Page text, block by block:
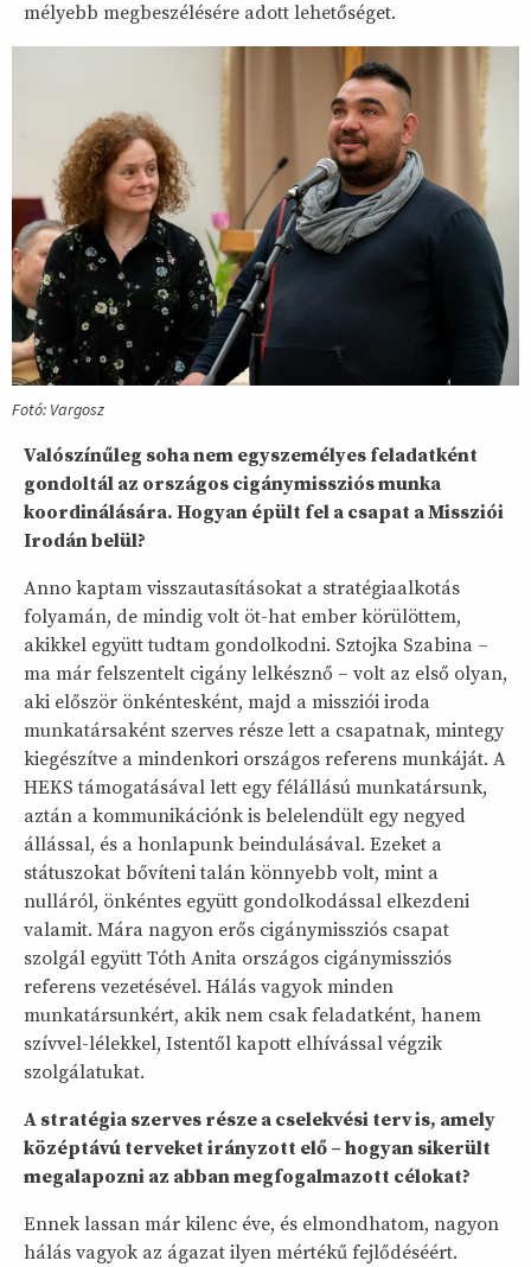
mélyebb megbeszélésére adott lehetőséget.
Fotó: Vargosz
Valószínűleg soha nem egyszemélyes feladatként
gondoltál az országos cigánymissziós munka
koordinálására. Hogyan épült fel a csapat a Missziói
Irodán belül?
Anno kaptam visszautasításokat a stratégiaalkotás
folyamán, de mindig volt öt-hat ember körülöttem,
akikkel együtt tudtam gondolkodni. Sztojka Szabina –
ma már felszentelt cigány lelkésznő – volt az első olyan,
aki először önkéntesként, majd a missziói iroda
munkatársaként szerves része lett a csapatnak, mintegy
kiegészítve a mindenkori országos referens munkáját. A
HEKS támogatásával lett egy félállású munkatársunk,
aztán a kommunikációnk is belelendült egy negyed
állással, és a honlapunk beindulásával. Ezeket a
státuszokat bővíteni talán könnyebb volt, mint a
nulláról, önkéntes együtt gondolkodással elkezdeni
valamit. Mára nagyon erős cigánymissziós csapat
szolgál együtt Tóth Anita országos cigánymissziós
referens vezetésével. Hálás vagyok minden
munkatársunkért, akik nem csak feladatként, hanem
szívvel-lélekkel, Istentől kapott elhívással végzik
szolgálatukat.
A stratégia szerves része a cselekvési terv is, amely
középtávú terveket irányzott elő – hogyan sikerült
megalapozni az abban megfogalmazott célokat?
Ennek lassan már kilenc éve, és elmondhatom, nagyon
hálás vagyok az ágazat ilyen mértékű fejlődéséért.